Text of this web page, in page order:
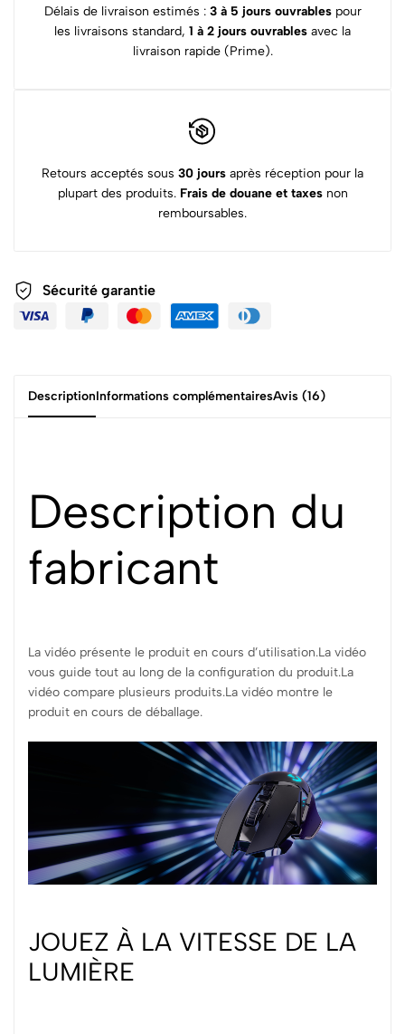
Délais de livraison estimés : 3 à 5 jours ouvrablespour
les livraisons standard, 1 à 2 jours ouvrables avec la
livraison rapide (Prime).
Retours acceptés sous 30 jours après réception pour la
plupart des produits. Frais de douane et taxesnon
remboursables.
Sécurité garantie
DescriptionInformations complémentairesAvis (16)
Description du
fabricant
La vidéo présente le produit en cours d’utilisation.La vidéo
vous guide tout au long de la configuration du produit.La
vidéo compare plusieurs produits.La vidéo montre le
produit en cours de déballage.
JOUEZ À LA VITESSE DE LA
LUMIÈRE